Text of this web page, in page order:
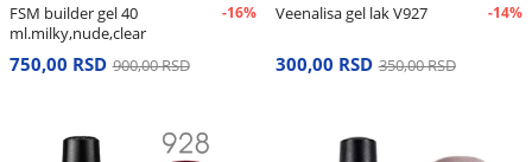
FSM builder gel 40
ml.milky,nude,clear
-16%
750,00 RSD 900,00 RSD
Veenalisa gel lak V927 -14%
300,00 RSD 350,00 RSD